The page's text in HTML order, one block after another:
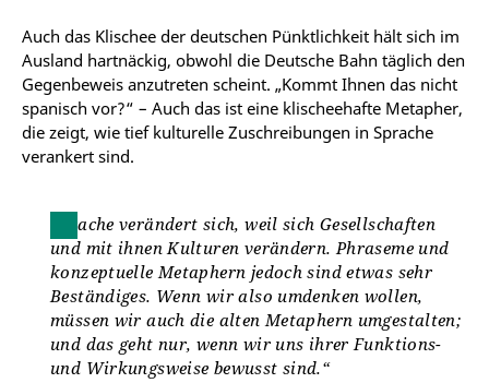
Auch das Klischee der deutschen Pünktlichkeit hält sich im
Ausland hartnäckig, obwohl die Deutsche Bahn täglich den
Gegenbeweis anzutreten scheint. „Kommt Ihnen das nicht
spanisch vor?“ – Auch das ist eine klischeehafte Metapher,
die zeigt, wie tief kulturelle Zuschreibungen in Sprache
verankert sind.
Sprache verändert sich, weil sich Gesellschaften
und mit ihnen Kulturen verändern. Phraseme und
konzeptuelle Metaphern jedoch sind etwas sehr
Beständiges. Wenn wir also umdenken wollen,
müssen wir auch die alten Metaphern umgestalten;
und das geht nur, wenn wir uns ihrer Funktions-
und Wirkungsweise bewusst sind.“